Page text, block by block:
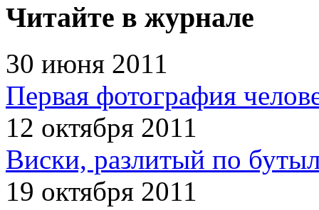
Читайте в журнале
30 июня 2011
Первая фотография
12 октября 2011
Виски, разлитый по
19 октября 2011